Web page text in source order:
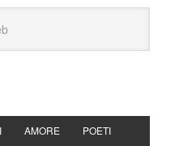
AMORE POETI